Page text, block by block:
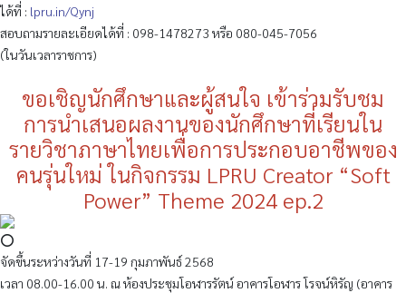
ได้ที่ : lpru.in/Qynj
สอบถามรายละเอียดได้ที่ : 098-1478273 หรือ 080-045-7056
(ในวันเวลาราชการ)
ขอเชิญนักศึกษาและผู้สนใจ เข้าร่วมรับชม
การนำเสนอผลงานของนักศึกษาที่เรียนใน
รายวิชาภาษาไทยเพื่อการประกอบอาชีพของ
คนรุ่นใหม่ ในกิจกรรม LPRU Creator “Soft
Power” Theme 2024 ep.2
จัดขึ้นระหว่างวันที่ 17-19 กุมภาพันธ์ 2568
เวลา 08.00-16.00 น. ณ ห้องประชุมโอฬารรัตน์ อาคารโอฬาร โรจน์หิรัญ (อาคาร